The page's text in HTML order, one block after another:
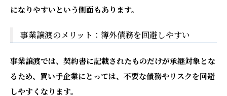
になりやすいという側面もあります。
事業譲渡のメリット：簿外債務を回避しやすい
事業譲渡では、契約書に記載されたものだけが承継対象とな
るため、買い手企業にとっては、不要な債務やリスクを回避
しやすくなります。